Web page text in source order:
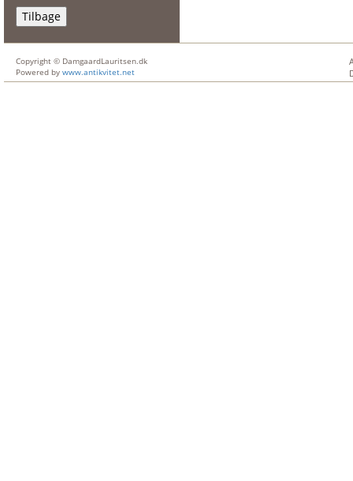
Tilbage
Copyright © DamgaardLauritsen.dk
Powered by www.antikvitet.net